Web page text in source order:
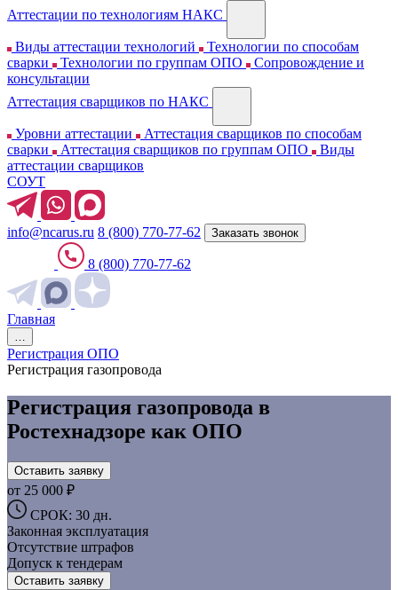
Аттестации по технологиям НАКС
Виды аттестации технологий
Технологии по способам
сварки
Технологии по группам ОПО
Сопровождение и
консультации
Аттестация сварщиков по НАКС
Уровни аттестации
Аттестация сварщиков по способам
сварки
Аттестация сварщиков по группам ОПО
Виды
аттестации сварщиков
СОУТ
info@ncarus.ru 8 (800) 770-77-62 Заказать звонок
8 (800) 770-77-62
Главная
…
Регистрация ОПО
Регистрация газопровода
Регистрация газопровода в
Ростехнадзоре как ОПО
Оставить заявку
от 25 000 ₽
СРОК: 30 дн.
Законная эксплуатация
Отсутствие штрафов
Допуск к тендерам
Оставить заявку